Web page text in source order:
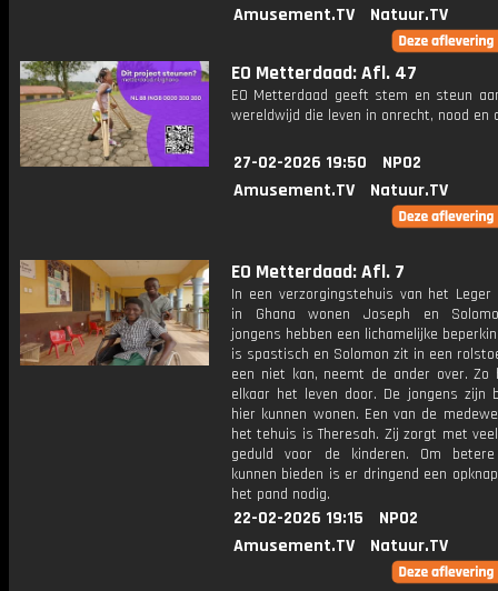
Amusement.TV
Natuur.TV
EO Metterdaad: Afl. 47
EO Metterdaad geeft stem en steun
wereldwijd die leven in onrecht, nood en
27-02-2026 19:50
NPO2
Amusement.TV
Natuur.TV
EO Metterdaad: Afl. 7
In een verzorgingstehuis van het Leger
in Ghana wonen Joseph en
jongens hebben een lichamelijke
is spastisch en Solomon zit in een
een niet kan, neemt de ander over. Zo
elkaar het leven door. De jongens zijn
hier kunnen wonen. Een van de
het tehuis is Theresah. Zij zorgt met
geduld voor de kinderen. Om
kunnen bieden is er dringend een
het pand nodig.
22-02-2026 19:15
NPO2
Amusement.TV
Natuur.TV